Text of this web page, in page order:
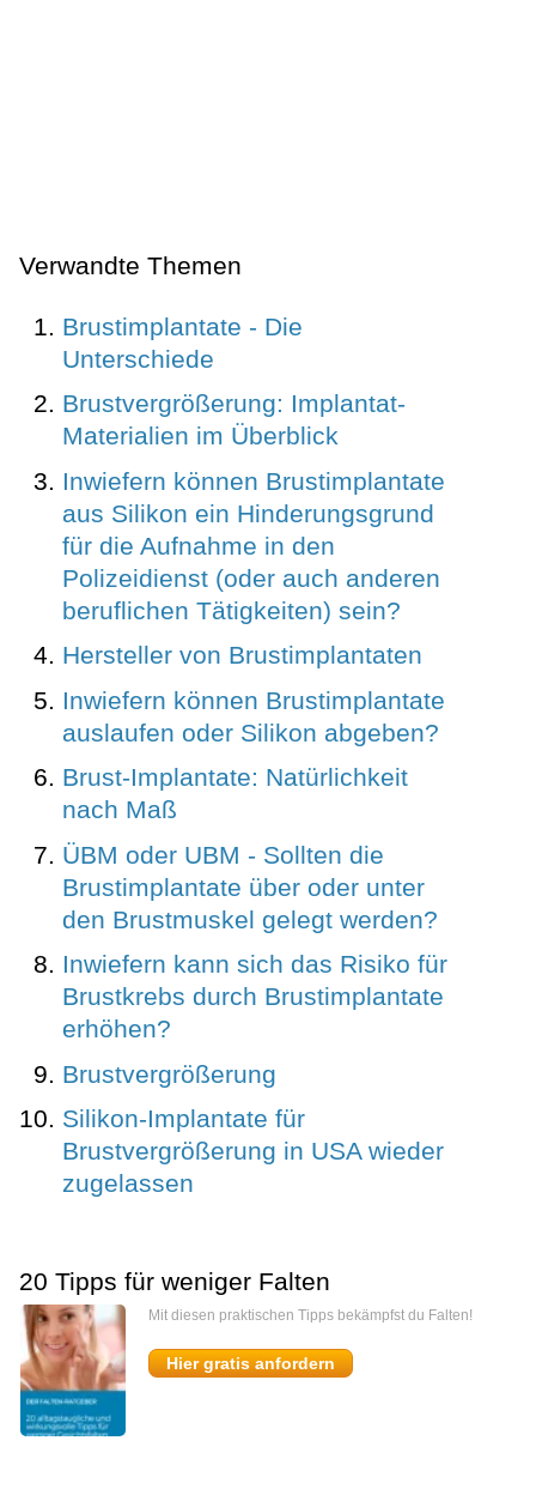
Verwandte Themen
Brustimplantate - Die
Unterschiede
Brustvergrößerung: Implantat-
Materialien im Überblick
Inwiefern können Brustimplantate
aus Silikon ein Hinderungsgrund
für die Aufnahme in den
Polizeidienst (oder auch anderen
beruflichen Tätigkeiten) sein?
Hersteller von Brustimplantaten
Inwiefern können Brustimplantate
auslaufen oder Silikon abgeben?
Brust-Implantate: Natürlichkeit
nach Maß
ÜBM oder UBM - Sollten die
Brustimplantate über oder unter
den Brustmuskel gelegt werden?
Inwiefern kann sich das Risiko für
Brustkrebs durch Brustimplantate
erhöhen?
Brustvergrößerung
Silikon-Implantate für
Brustvergrößerung in USA wieder
zugelassen
20 Tipps für weniger Falten
Mit diesen praktischen Tipps bekämpfst du Falten!
Hier gratis anfordern